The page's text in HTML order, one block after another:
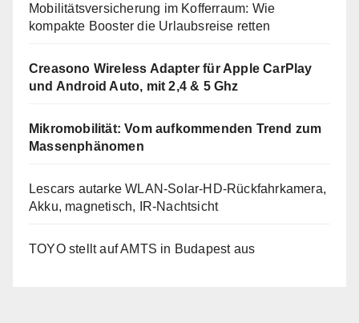
Mobilitätsversicherung im Kofferraum: Wie
kompakte Booster die Urlaubsreise retten
Creasono Wireless Adapter für Apple CarPlay
und Android Auto, mit 2,4 & 5 Ghz
Mikromobilität: Vom aufkommenden Trend zum
Massenphänomen
Lescars autarke WLAN-Solar-HD-Rückfahrkamera,
Akku, magnetisch, IR-Nachtsicht
TOYO stellt auf AMTS in Budapest aus